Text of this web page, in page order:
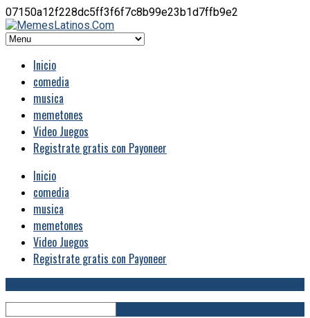
07150a12f228dc5ff3f6f7c8b99e23b1d7ffb9e2
Inicio
comedia
musica
memetones
Video Juegos
Registrate gratis con Payoneer
Inicio
comedia
musica
memetones
Video Juegos
Registrate gratis con Payoneer